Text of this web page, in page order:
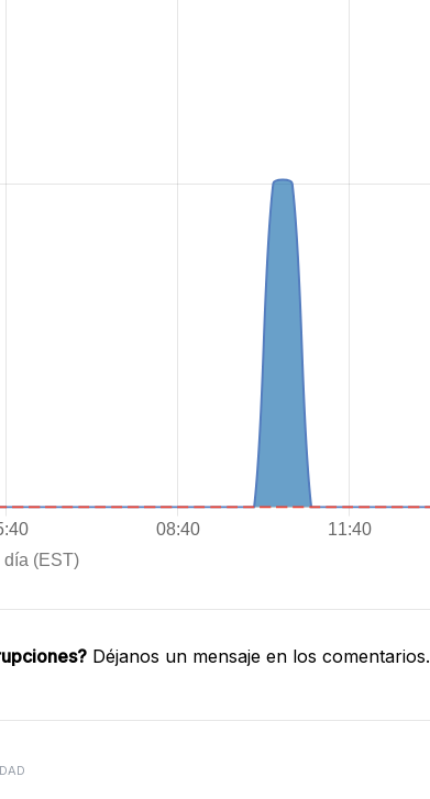
Déjanos un mensaje en los comentarios.